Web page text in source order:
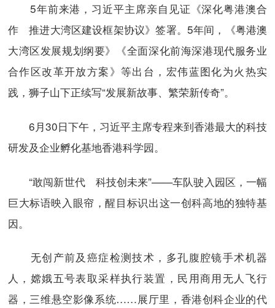
5年前来港，习近平主席亲自见证《深化粤港澳合
作 推进大湾区建设框架协议》签署。5年间，《粤港澳
大湾区发展规划纲要》《全面深化前海深港现代服务业
合作区改革开放方案》等出台，宏伟蓝图化为火热实
践，狮子山下正续写“发展新故事、繁荣新传奇”。
6月30日下午，习近平主席专程来到香港最大的科技
研发及企业孵化基地香港科学园。
“敢闯新世代 科技创未来”——车队驶入园区，一幅
巨大标语映入眼帘，醒目标识出这一创科高地的独特基
因。
无创产前及癌症检测技术，多孔腹腔镜手术机器
人，嫦娥五号表取采样执行装置，民用商用无人飞行
器，三维悬空影像系统……展厅里，香港创科企业的代